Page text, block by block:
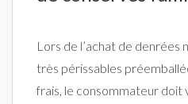
Lors de l’achat de
très périssables
frais, le consommateur doit